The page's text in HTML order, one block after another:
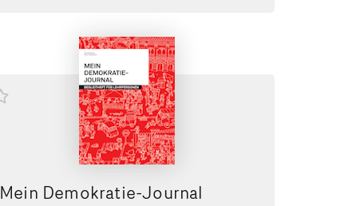
Mein Demokratie-Journal